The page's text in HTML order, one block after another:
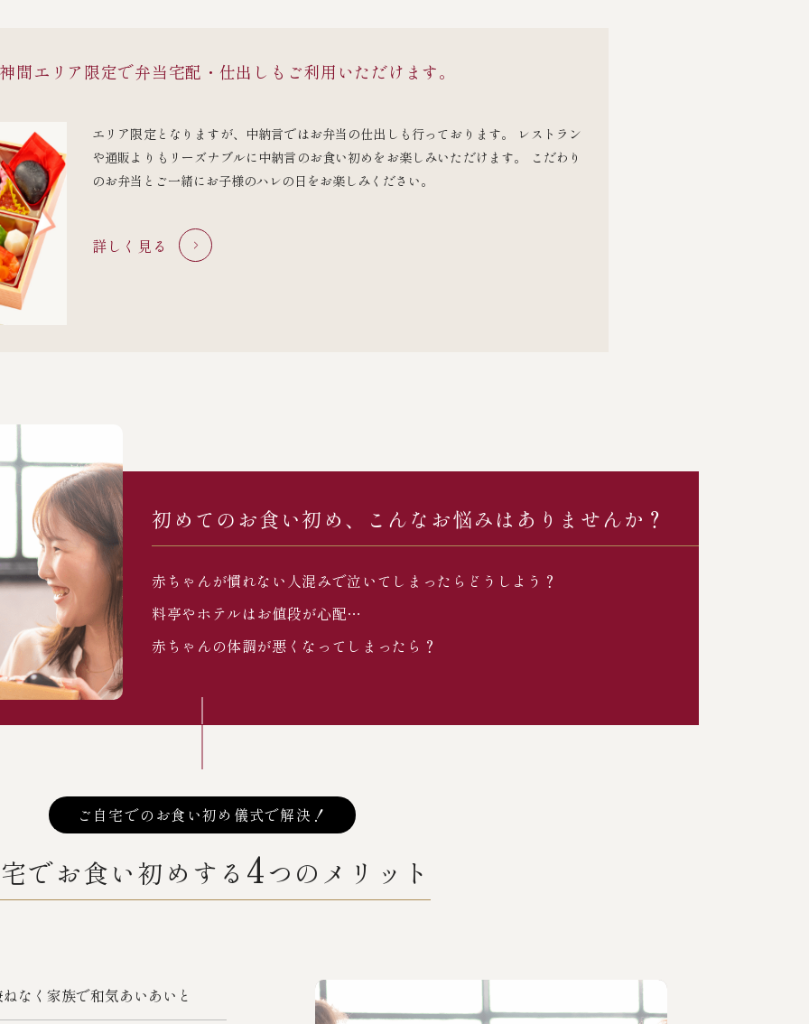
間エリア限定で弁当宅配・仕出しもご利用いただけます。
エリア限定となりますが、中納言ではお弁当の仕出しも行っております。 レストラン
や通販よりもリーズナブルに中納言のお食い初めをお楽しみいただけます。 こだわり
のお弁当とご一緒にお子様のハレの日をお楽しみください。
詳しく見る
初めてのお食い初め、 こんなお悩みはありませんか？
赤ちゃんが慣れない人混みで泣いてしまったらどうしよう？
料亭やホテルはお値段が心配…
赤ちゃんの体調が悪くなってしまったら？
ご自宅でのお食い初め儀式で解決！
でお食い初めする 4つのメリット
なく家族で和気あいあいと